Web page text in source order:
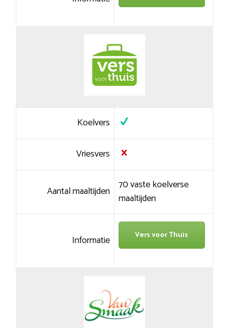
Koelvers
Vriesvers
Aantal maaltijden 70 vaste koelverse
maaltijden
Informatie Vers voor Thuis